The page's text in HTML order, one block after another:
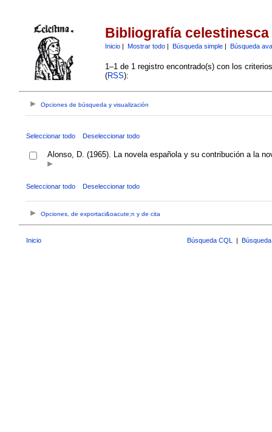
Bibliografía celestinesca
Inicio| Mostrar todo| Búsqueda simple| Búsqueda
1–1 de 1 registro encontrado(s) con los
(RSS):
Opciones de búsqueda y visualización
Seleccionar todo Deseleccionar todo
Alonso, D. (1965). La novela española y su contribución a la
Seleccionar todo Deseleccionar todo
Opciones, de exportaci&oacute;n y de cita
Inicio Búsqueda CQL |